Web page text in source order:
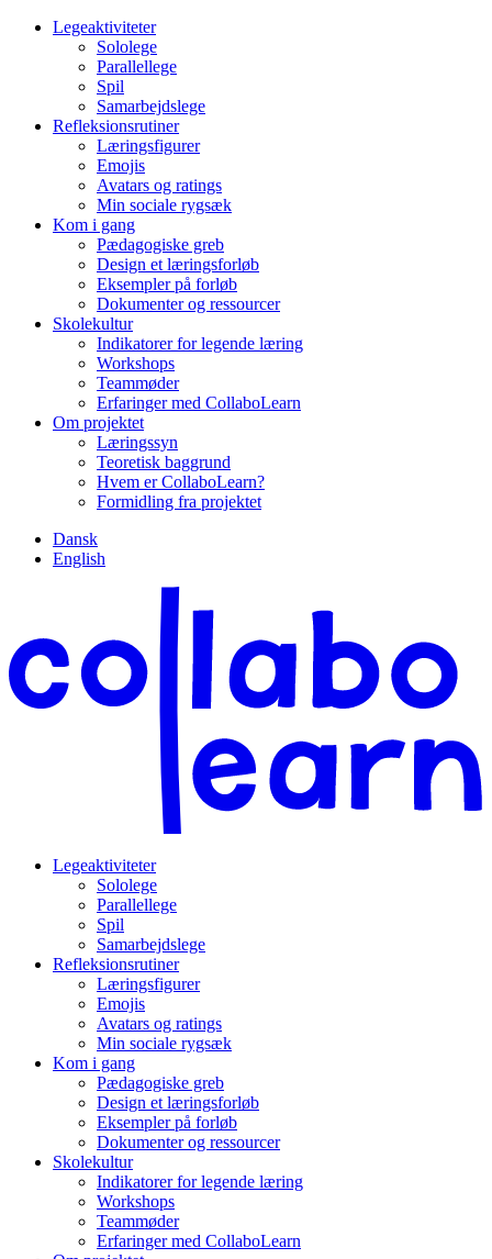
Legeaktiviteter
Sololege
Parallellege
Spil
Samarbejdslege
Refleksionsrutiner
Læringsfigurer
Emojis
Avatars og ratings
Min sociale rygsæk
Kom i gang
Pædagogiske greb
Design et læringsforløb
Eksempler på forløb
Dokumenter og ressourcer
Skolekultur
Indikatorer for legende læring
Workshops
Teammøder
Erfaringer med CollaboLearn
Om projektet
Læringssyn
Teoretisk baggrund
Hvem er CollaboLearn?
Formidling fra projektet
Dansk
English
Legeaktiviteter
Sololege
Parallellege
Spil
Samarbejdslege
Refleksionsrutiner
Læringsfigurer
Emojis
Avatars og ratings
Min sociale rygsæk
Kom i gang
Pædagogiske greb
Design et læringsforløb
Eksempler på forløb
Dokumenter og ressourcer
Skolekultur
Indikatorer for legende læring
Workshops
Teammøder
Erfaringer med CollaboLearn